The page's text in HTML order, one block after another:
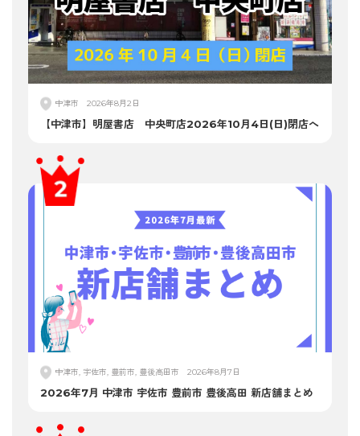
中津市 2026年8月2日
【中津市】明屋書店 中央町店2026年10月4日(日)閉店へ
中津市, 宇佐市, 豊前市, 豊後高田市 2026年8月7日
2026年7月 中津市 宇佐市 豊前市 豊後高田 新店舗まとめ